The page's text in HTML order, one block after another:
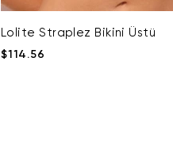
Lolite Straplez Bikini Üstü
$114.56